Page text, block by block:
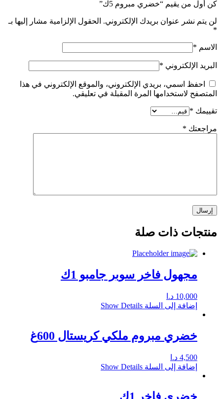
كن أول من يقيم “خضري مبروم 5ك”
لن يتم نشر عنوان بريدك الإلكتروني. الحقول الإلزامية مشار إليها بـ
*
الاسم *
البريد الإلكتروني *
احفظ اسمي، بريدي الإلكتروني، والموقع الإلكتروني في هذا
المتصفح لاستخدامها المرة المقبلة في تعليقي.
تقييمك *
مراجعتك *
منتجات ذات صلة
مجهول فاخر سوبر جامبو 1ك
10,000 د.ا
إضافة إلى السلة
خضري مبروم ملكي كريستال 600غ
4,500 د.ا
إضافة إلى السلة